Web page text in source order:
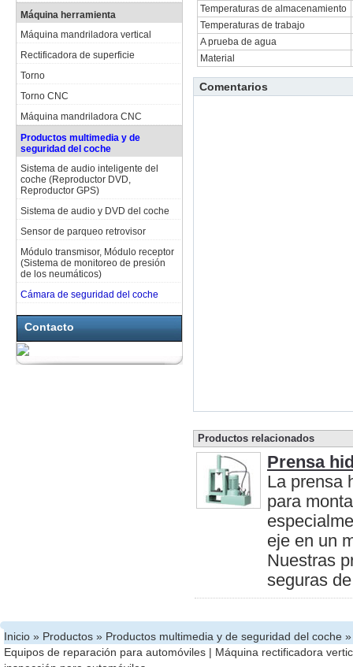
Máquina herramienta
Máquina mandriladora vertical
Rectificadora de superficie
Torno
Torno CNC
Máquina mandriladora CNC
Productos multimedia y de
seguridad del coche
Sistema de audio inteligente del
coche (Reproductor DVD,
Reproductor GPS)
Sistema de audio y DVD del coche
Sensor de parqueo retrovisor
Módulo transmisor, Módulo receptor
(Sistema de monitoreo de presión
de los neumáticos)
Cámara de seguridad del coche
Contacto
Temperaturas de almacenamiento
Temperaturas de trabajo
A prueba de agua
Material
Comentarios
Productos relacionados
Prensa
La prensa
para
eje en un
Nuestras
seguras
Inicio » Productos » Productos multimedia y de seguridad del coche
Equipos de reparación para automóviles | Máquina rectificadora